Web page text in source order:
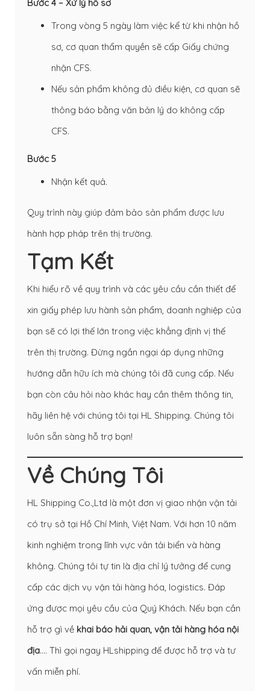
Bước 4 – Xử lý hồ sơ
Trong vòng 5 ngày làm việc kể từ khi nhận hồ
sơ, cơ quan thẩm quyền sẽ cấp Giấy chứng
nhận CFS.
Nếu sản phẩm không đủ điều kiện, cơ quan sẽ
thông báo bằng văn bản lý do không cấp
CFS.
Bước 5
Nhận kết quả.
Quy trình này giúp đảm bảo sản phẩm được lưu
hành hợp pháp trên thị trường.
Tạm Kết
Khi hiểu rõ về quy trình và các yêu cầu cần thiết để
xin giấy phép lưu hành sản phẩm, doanh nghiệp của
bạn sẽ có lợi thế lớn trong việc khẳng định vị thế
trên thị trường. Đừng ngần ngại áp dụng những
hướng dẫn hữu ích mà chúng tôi đã cung cấp. Nếu
bạn còn câu hỏi nào khác hay cần thêm thông tin,
hãy liên hệ với chúng tôi tại HL Shipping. Chúng tôi
luôn sẵn sàng hỗ trợ bạn!
Về Chúng Tôi
HL Shipping Co.,Ltd là một đơn vị giao nhận vận tải
có trụ sở tại Hồ Chí Minh, Việt Nam. Với hơn 10 năm
kinh nghiệm trong lĩnh vực vân tải biển và hàng
không. Chúng tôi tự tin là địa chỉ lý tưởng để cung
cấp các dịch vụ vận tải hàng hóa, logistics. Đáp
ứng được mọi yêu cầu của Quý Khách. Nếu bạn cần
hỗ trợ gì về khai báo hải quan, vận tải hàng hóa nội
địa…. Thì gọi ngay HLshipping để được hỗ trợ và tư
vấn miễn phí.